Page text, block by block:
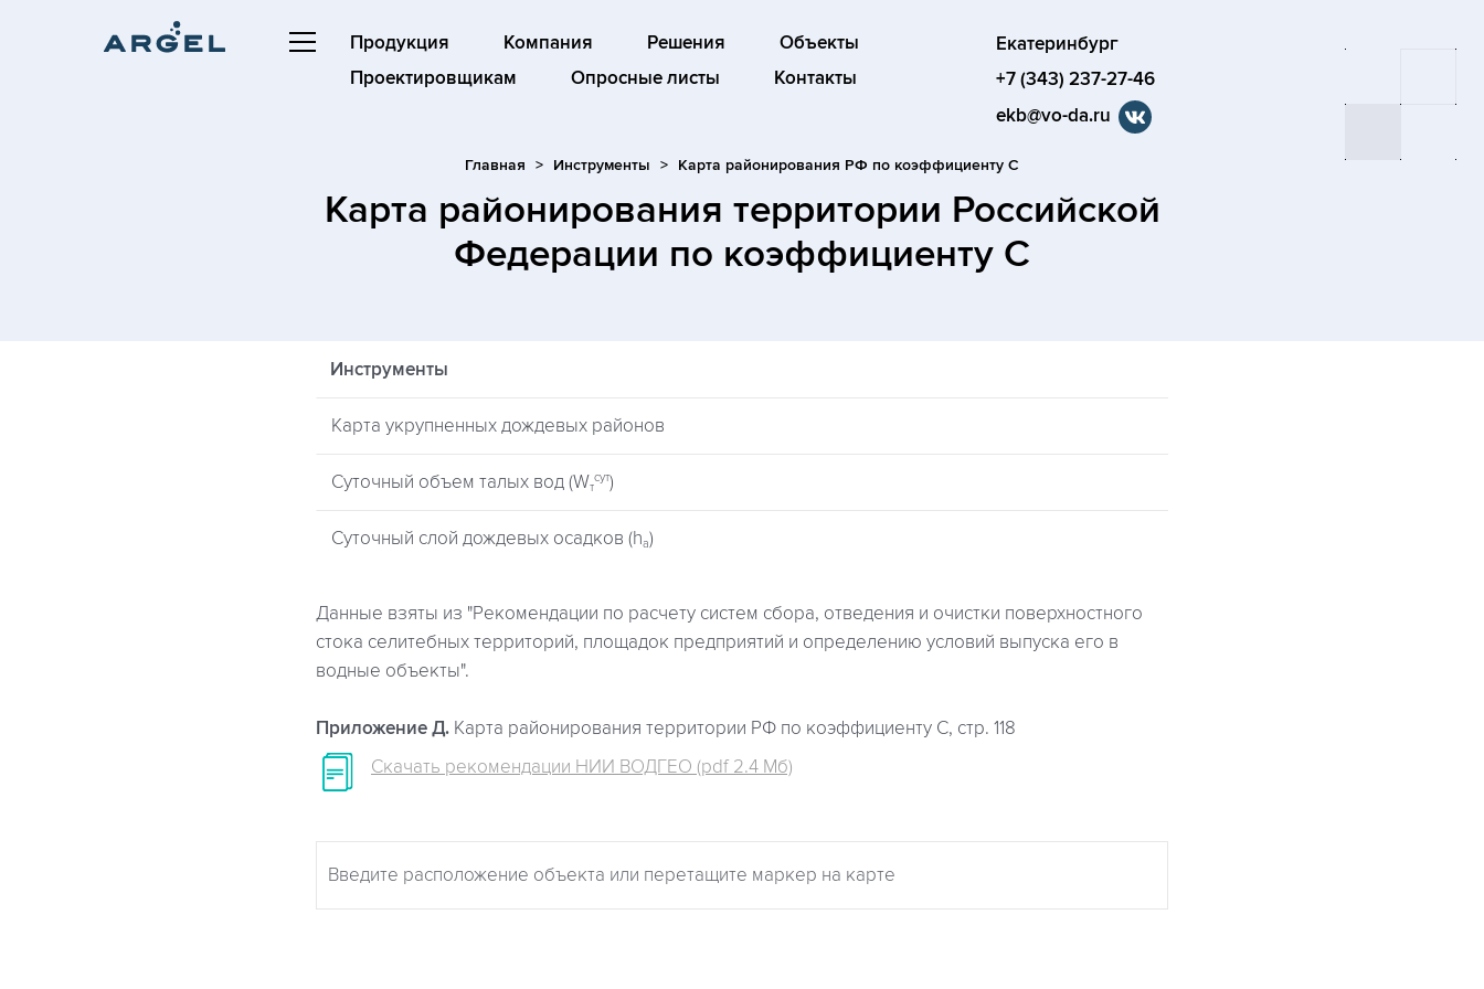
Продукция Компания Решения
Объекты
Проектировщикам
Опросные листы Контакты
Екатеринбург
+7 (343) 237-27-46
ekb@vo-da.ru
Главная Инструменты Карта районирования РФ по коэффициенту С
Карта районирования территории Российской
Федерации по коэффициенту С
Инструменты
Карта укрупненных дождевых районов
Суточный объем талых вод (Wт
сут)
Суточный слой дождевых осадков (ha)
Данные взяты из "Рекомендации по расчету систем сбора, отведения и очистки поверхностного
стока селитебных территорий, площадок предприятий и определению условий выпуска его в
водные объекты".
Приложение Д. Карта районирования территории РФ по коэффициенту С, стр. 118
Скачать рекомендации НИИ ВОДГЕО (pdf 2.4 Мб)